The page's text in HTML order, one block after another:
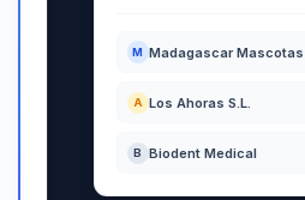
M Madagascar Mascotas
A Los Ahoras S.L.
B Biodent Medical